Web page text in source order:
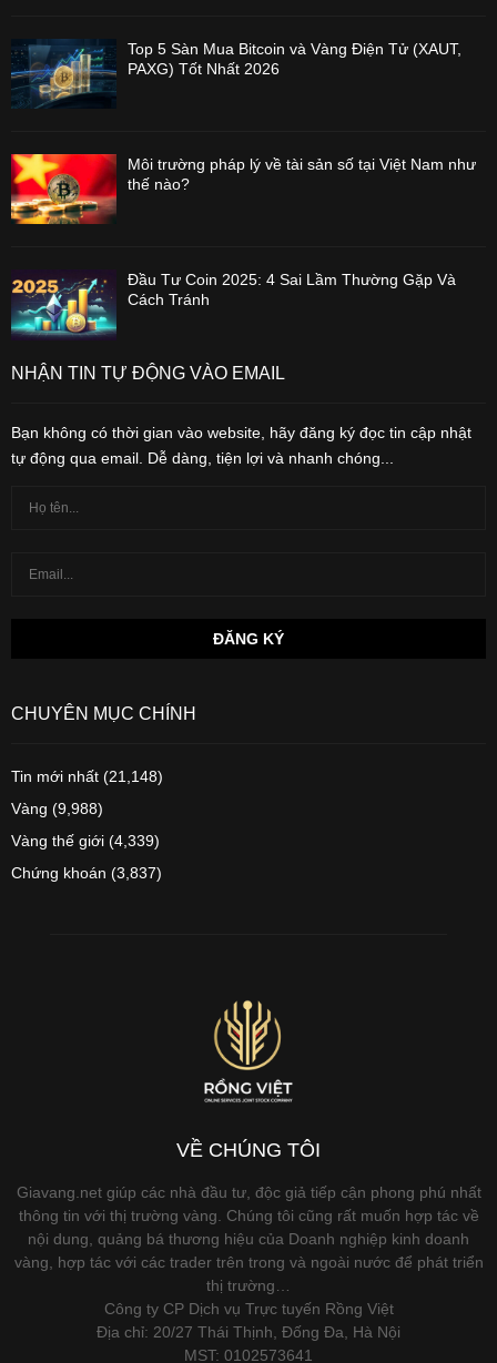
Top 5 Sàn Mua Bitcoin và Vàng Điện Tử (XAUT,
PAXG) Tốt Nhất 2026
Môi trường pháp lý về tài sản số tại Việt Nam như
thế nào?
Đầu Tư Coin 2025: 4 Sai Lầm Thường Gặp Và
Cách Tránh
NHẬN TIN TỰ ĐỘNG VÀO EMAIL
Bạn không có thời gian vào website, hãy đăng ký đọc tin cập nhật
tự động qua email. Dễ dàng, tiện lợi và nhanh chóng...
CHUYÊN MỤC CHÍNH
Tin mới nhất (21,148)
Vàng (9,988)
Vàng thế giới (4,339)
Chứng khoán (3,837)
VỀ CHÚNG TÔI
Giavang.net giúp các nhà đầu tư, độc giả tiếp cận phong phú nhất
thông tin với thị trường vàng. Chúng tôi cũng rất muốn hợp tác về
nội dung, quảng bá thương hiệu của Doanh nghiệp kinh doanh
vàng, hợp tác với các trader trên trong và ngoài nước để phát triển
thị trường…
Công ty CP Dịch vụ Trực tuyến Rồng Việt
Địa chỉ: 20/27 Thái Thịnh, Đống Đa, Hà Nội
MST: 0102573641